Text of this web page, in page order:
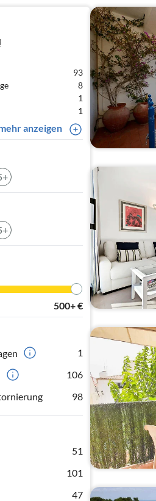
93
8
1
1
anzeigen
500+€
1
106
98
51
101
47